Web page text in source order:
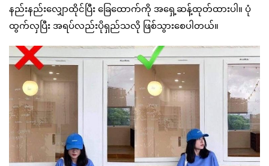
နည်းနည်းလျှောထိုင်ပြီး ခြေထောက်ကို အရှေ့ဆန့်ထုတ်ထားပါ။ ပုံ
ထွက်လှပြီး အရပ်လည်းပိုရှည်သလို ဖြစ်သွားစေပါတယ်။